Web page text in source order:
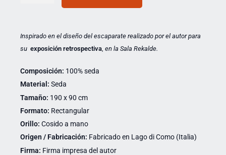
Inspirado en el diseño del escaparate realizado por el autor para
su exposición retrospectiva en la Sala Rekalde.
Composición: 100% seda
Material: Seda
Tamaño: 190 x 90 cm
Formato: Rectangular
Orillo: Cosido a mano
Origen / Fabricación: Fabricado en Lago di Como (Italia)
Firma: Firma impresa del autor